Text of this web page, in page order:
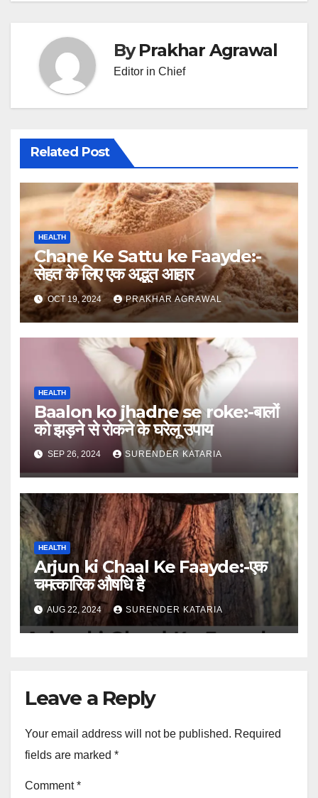
ByPrakhar Agrawal
Editor in Chief
Related Post
HEALTH
Chane Ke Sattu ke Faayde:-
सेहत के लिए एक अद्भुत आहार
OCT 19, 2024 PRAKHAR AGRAWAL
HEALTH
Baalon ko jhadne se roke:-बालों
को झड़ने से रोकने के घरेलू उपाय
SEP 26, 2024 SURENDER KATARIA
HEALTH
Arjun ki Chaal Ke Faayde:-एक
चमत्कारिक औषधि है
AUG 22, 2024 SURENDER KATARIA
Leave a Reply
Your email address will not be published. Required
fields are marked *
Comment*